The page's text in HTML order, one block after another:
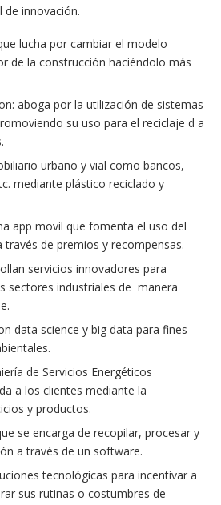
innovación.
lucha por cambiar el modelo
de la construcción haciéndolo más
aboga por la utilización de sistemas
su uso para el reciclaje d a
urbano y vial como bancos,
mediante plástico reciclado y
app movil que fomenta el uso del
de premios y recompensas.
servicios innovadores para
sectores industriales de manera
data science y big data para fines
de Servicios Energéticos
a los clientes mediante la
y productos.
se encarga de recopilar, procesar y
a través de un software.
tecnológicas para incentivar a
sus rutinas o costumbres de